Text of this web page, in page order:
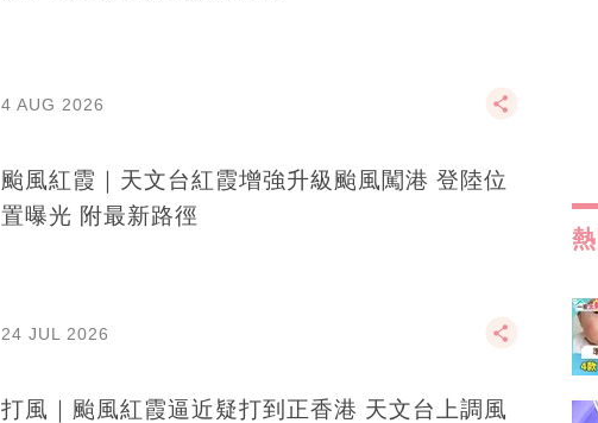
4 AUG 2026
颱風紅霞｜天文台紅霞增強升級颱風闖港 登陸位
置曝光 附最新路徑
24 JUL 2026
打風｜颱風紅霞逼近疑打到正香港 天文台上調風